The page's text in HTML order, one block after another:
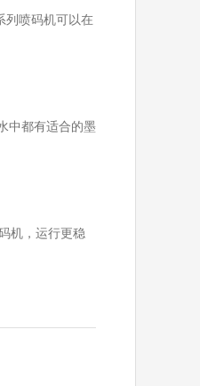
喷码机可以在
中都有适合的墨
机，运行更稳